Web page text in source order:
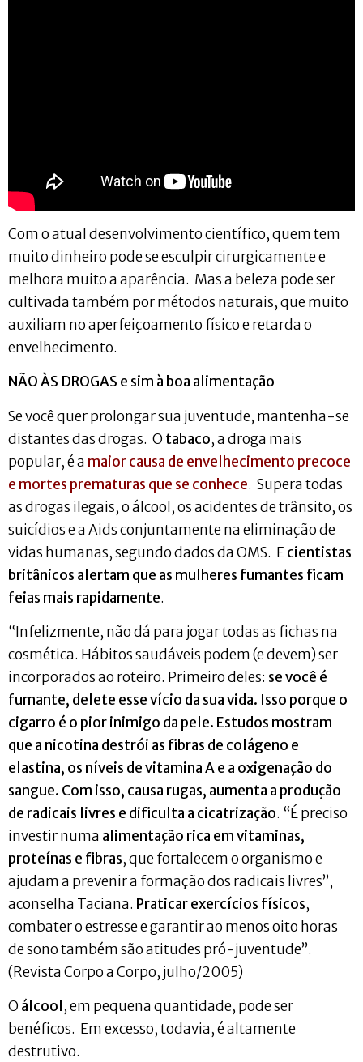
Com o atual desenvolvimento científico, quem tem
muito dinheiro pode se esculpir cirurgicamente e
melhora muito a aparência. Mas a beleza pode ser
cultivada também por métodos naturais, que muito
auxiliam no aperfeiçoamento físico e retarda o
envelhecimento.
NÃO ÀS DROGAS e sim à boa alimentação
Se você quer prolongar sua juventude, mantenha-se
distantes das drogas. O tabaco, a droga mais
popular, é a maior causa de envelhecimento precoce
e mortes prematuras que se conhece. Supera todas
as drogas ilegais, o álcool, os acidentes de trânsito, os
suicídios e a Aids conjuntamente na eliminação de
vidas humanas, segundo dados da OMS. Ecientistas
britânicos alertam que as mulheres fumantes ficam
feias mais rapidamente.
“Infelizmente, não dá para jogar todas as fichas na
cosmética. Hábitos saudáveis podem (e devem) ser
incorporados ao roteiro. Primeiro deles: se você é
fumante, delete esse vício da sua vida. Isso porque o
cigarro é o pior inimigo da pele. Estudos mostram
que a nicotina destrói as fibras de colágeno e
elastina, os níveis de vitamina A e a oxigenação do
sangue. Com isso, causa rugas, aumenta a produção
de radicais livres e dificulta a cicatrização. “É preciso
investir numa alimentação rica em vitaminas,
proteínas e fibras, que fortalecem o organismo e
ajudam a prevenir a formação dos radicais livres”,
aconselha Taciana. Praticar exercícios físicos,
combater o estresse e garantir ao menos oito horas
de sono também são atitudes pró-juventude”.
(Revista Corpo a Corpo, julho/2005)
O álcool , em pequena quantidade, pode ser
benéficos. Em excesso, todavia, é altamente
destrutivo.